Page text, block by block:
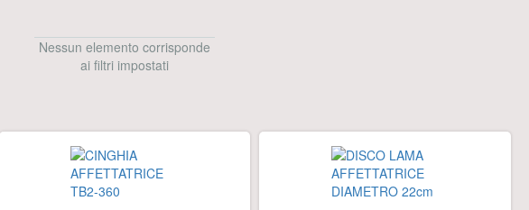
Nessun elemento corrisponde
ai filtri impostati